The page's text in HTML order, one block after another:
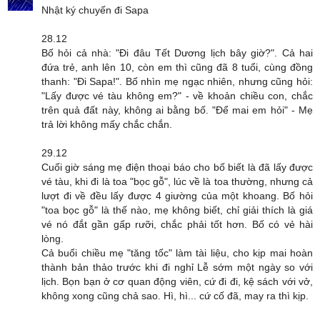
Nhật ký chuyến đi Sapa
28.12
Bố hỏi cả nhà: "Đi đâu Tết Dương lịch bây giờ?". Cả hai
đứa trẻ, anh lên 10, còn em thì cũng đã 8 tuổi, cùng đồng
thanh: "Đi Sapa!". Bố nhìn mẹ ngạc nhiên, nhưng cũng hỏi:
"Lấy được vé tàu không em?" - về khoản chiều con, chắc
trên quả đất này, không ai bằng bố. "Để mai em hỏi" - Mẹ
trả lời không mấy chắc chắn.
29.12
Cuối giờ sáng mẹ điện thoại báo cho bố biết là đã lấy được
vé tàu, khi đi là toa "bọc gỗ", lúc về là toa thường, nhưng cả
lượt đi về đều lấy được 4 giường của một khoang. Bố hỏi
"toa bọc gỗ" là thế nào, mẹ không biết, chỉ giải thích là giá
vé nó đắt gần gấp rưỡi, chắc phải tốt hơn. Bố có vẻ hài
lòng.
Cả buổi chiều mẹ "tăng tốc" làm tài liệu, cho kịp mai hoàn
thành bản thảo trước khi đi nghỉ Lễ sớm một ngày so với
lịch. Bọn bạn ở cơ quan động viên, cứ đi đi, kệ sách với vở,
không xong cũng chả sao. Hì, hì... cứ cố đã, may ra thì kịp.